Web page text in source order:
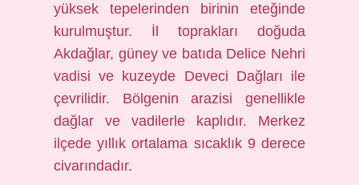
yüksek tepelerinden birinin eteğinde
kurulmuştur. İl toprakları doğuda
Akdağlar, güney ve batıda Delice Nehri
vadisi ve kuzeyde Deveci Dağları ile
çevrilidir. Bölgenin arazisi genellikle
dağlar ve vadilerle kaplıdır. Merkez
ilçede yıllık ortalama sıcaklık 9 derece
civarındadır.